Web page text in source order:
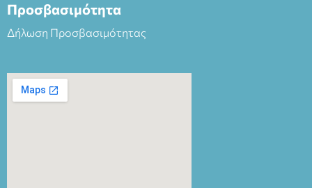
Προσβασιμότητα
Δήλωση Προσβασιμότητας